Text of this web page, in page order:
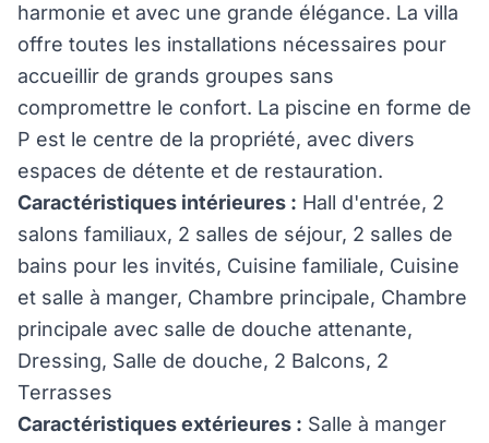
harmonie et avec une grande élégance. La villa
offre toutes les installations nécessaires pour
accueillir de grands groupes sans
compromettre le confort. La piscine en forme de
P est le centre de la propriété, avec divers
espaces de détente et de restauration.
Caractéristiques intérieures : Hall d'entrée, 2
salons familiaux, 2 salles de séjour, 2 salles de
bains pour les invités, Cuisine familiale, Cuisine
et salle à manger, Chambre principale, Chambre
principale avec salle de douche attenante,
Dressing, Salle de douche, 2 Balcons, 2
Terrasses
Caractéristiques extérieures : Salle à manger